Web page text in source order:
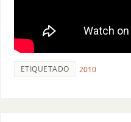
ETIQUETADO 2010